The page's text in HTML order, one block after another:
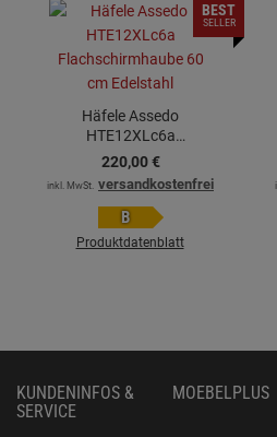
Häfele Assedo
HTE12XLc6a
Flachschirmhaube 60 cm
Edelstahl
220,00 €
inkl. MwSt. versandkostenfrei
B
Produktdatenblatt
BEST
SELLER
KUNDENINFOS &
SERVICE
MOEBELPLUS